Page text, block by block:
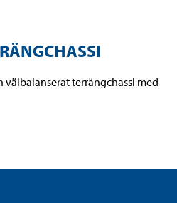
välbalanserat terrängchassi med